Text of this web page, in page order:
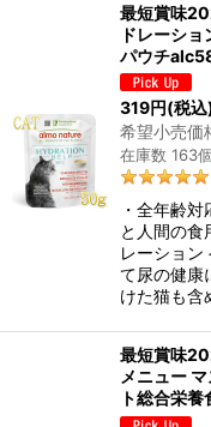
最短賞味
ドレーシ
パウチ
319円(税込
希望小売価
在庫数 163個
・全年齢
と人間の食
レーション
て尿の健康
けた猫も含
最短賞味
メニュー
ト総合栄養